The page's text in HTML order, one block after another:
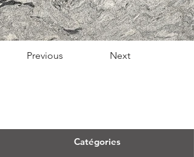
Previous Next
Catégories